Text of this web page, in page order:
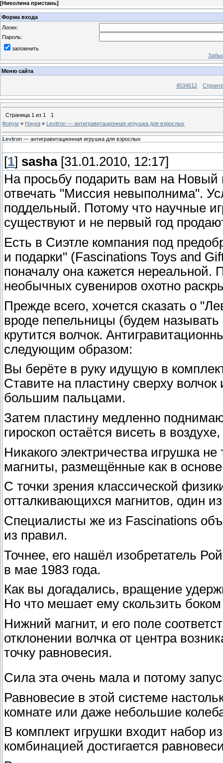
[Николина пристань]
Форма входа
Логин:
Пароль:
запомнить
Меню сайта
4534512
Страница 1 из 1
1
Форум » Наука » Levitron — антигравитационная игрушка для взрослых
Levitron — антигравитационная игрушка для взрослых
[1] sasha[31.01.2010, 12:17]
На просьбу подарить вам на
отвечать "Миссия невыполнима".
поддельный. Потому что научные
существуют и не первый год
Есть в Сиэтле компания под
и подарки" (Fascinations Toys and
поначалу она кажется нереальной.
необычных сувениров охотно
Прежде всего, хочется сказать о
вроде пепельницы (будем называть
крутится волчок.
следующим образом:
Вы берёте в руку идущую в
Ставите на пластину сверху
большим пальцами.
Затем пластину медленно
гироскоп остаётся висеть в
Никакого электричества игрушка
магниты, размещённые как в
С точки зрения классической
отталкивающихся магнитов, один
Специалисты же из Fascinations
из правил.
Точнее, его нашёл изобретатель
в мае 1983 года.
Как вы догадались, вращение
Но что мешает ему скользить
Нижний магнит, и его поле
отклонении волчка от центра
точку равновесия.
Сила эта очень мала и потому
Равновесие в этой системе
комнате или даже небольшие
В комплект игрушки входит набор
комбинацией достигается